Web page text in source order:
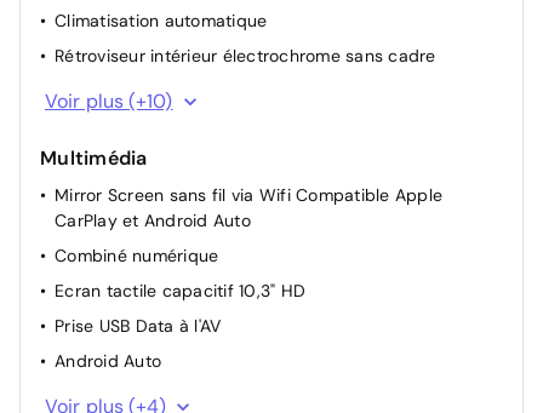
Climatisation automatique
Rétroviseur intérieur électrochrome sans cadre
Rétroviseurs extérieurs électriques, dégivrants et
rabattables électriquement
Démarrage mains-libres
Lève-vitres AV et AR électriques et séquentiels
Antipincement côté conducteur et sécurité enfant
Reconnaissance des panneaux de signalisation et
Sélecteur de mode de conduite
Voir plus (+10)
Multimédia
Mirror Screen sans fil via Wifi Compatible Apple
CarPlay et Android Auto
Combiné numérique
Ecran tactile capacitif 10,3" HD
Prise USB Data à l'AV
Android Auto
Apple Car Play
Voir plus (+4)